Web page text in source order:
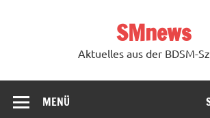
SMnews
Aktuelles aus der BDSM-
MENÜ